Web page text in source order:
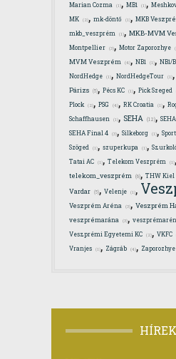
Marian Cozma (1) MB1 (1)
MK (2), mk-döntő (1), MKB
mkb_veszprém (1), MKB-MVM
Montpellier (3), Motor Zaporozhye
MVM Veszprém (4), NB1 (1), NB1/B
NordHedge (1), NordHedgeTour (1),
Párizs (5), Pécs KC (1), Pick Szeged
Plock (2), PSG (4), RK Croatia (1),
Schaffhausen (1), SEHA (12),
SEHA Final 4 (3), Silkeborg (1),
Szöged (1), szuperkupa (1),
Tatai AC (1), Telekom Veszprém (1),
telekom_veszprém (6), THW Kiel
Vardar (5), Velenje (1),
Veszprém Aréna (3), Veszprém
veszprémarána (3),
Veszprémi Egyetemi KC (2), VKFC
Vranjes (1), Zágráb (4), Zaporozhye
HÍREK